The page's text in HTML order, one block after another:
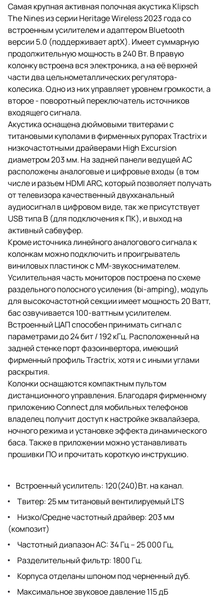
Самая крупная активная полочная акустика Klipsch
The Nines из серии Heritage Wireless 2023 года со
встроенным усилителем и адаптером Bluetooth
версии 5.0 (поддерживает aptX). Имеет суммарную
продолжительную мощность в 240 Вт. В правую
колонку встроена вся электроника, а на её верхней
части два цельнометаллических регулятора-
колесика. Одно из них управляет уровнем громкости, а
второе - поворотный переключатель источников
входящего сигнала.
Акустика оснащена дюймовыми твитерами с
титановыми куполами в фирменных рупорах Tractrix и
низкочастотными драйверами High Excursion
диаметром 203 мм. На задней панели ведущей АС
расположены аналоговые и цифровые входы (в том
числе и разъем HDMI ARC, который позволяет получать
от телевизора качественный двухканальный
аудиосигнал в цифровом виде, так же присутствует
USB типа B (для подключения к ПК), и выход на
активный сабвуфер.
Кроме источника линейного аналогового сигнала к
колонкам можно подключить и проигрыватель
виниловых пластинок с MM-звукоснимателем.
Усилительная часть мониторов построена по схеме
раздельного полосного усиления (bi-amping), модуль
для высокочастотной секции имеет мощность 20 Ватт,
бас озвучивается 100-ваттным усилителем.
Встроенный ЦАП способен принимать сигнал с
параметрами до 24 бит / 192 кГц. Расположенный на
задней стенке порт фазоинвертора, имеющий
фирменный профиль Tractrix, хотя и с иными углами
раскрытия.
Колонки оснащаются компактным пультом
дистанционного управления. Благодаря фирменному
приложению Connect для мобильных телефонов
владелец получит доступ к настройке эквалайзера,
ночного режима и установке эффекта динамического
баса. Также в приложении можно устанавливать
прошивки ПО и прочитать короткую инструкцию.
Встроенный усилитель: 120(240)Вт. на канал.
Твитер: 25 мм титановый вентилируемый LTS
Низко/Средне частотный драйвер: 203 мм
(композит)
Частотный диапазон АС: 34 Гц – 25 000 Гц,
Разделительный фильтр: 1800 Гц.
Корпуса отделаны шпоном под черненный дуб.
Максимальное звуковое давление 115 дБ